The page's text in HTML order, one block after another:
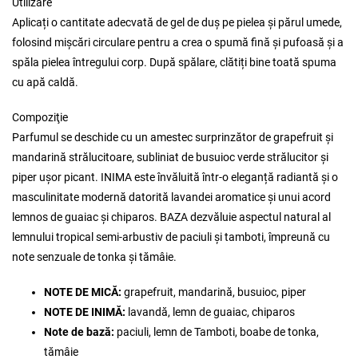
Aplicați o cantitate adecvată de gel de duș pe pielea și părul umede,
folosind mișcări circulare pentru a crea o spumă fină și pufoasă și a
spăla pielea întregului corp. După spălare, clătiți bine toată spuma
cu apă caldă.
Compoziţie
Parfumul se deschide cu un amestec surprinzător de grapefruit și
mandarină strălucitoare, subliniat de busuioc verde strălucitor și
piper ușor picant. INIMA este învăluită într-o eleganță radiantă și o
masculinitate modernă datorită lavandei aromatice și unui acord
lemnos de guaiac și chiparos. BAZA dezvăluie aspectul natural al
lemnului tropical semi-arbustiv de paciuli și tamboti, împreună cu
note senzuale de tonka și tămâie.
NOTE DE MICĂ: grapefruit, mandarină, busuioc, piper
NOTE DE INIMĂ: lavandă, lemn de guaiac, chiparos
Note de bază: paciuli, lemn de Tamboti, boabe de tonka,
tămâie